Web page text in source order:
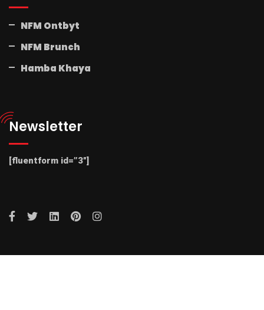
NFM Ontbyt
NFM Brunch
Hamba Khaya
Newsletter
[fluentform id=”3″]